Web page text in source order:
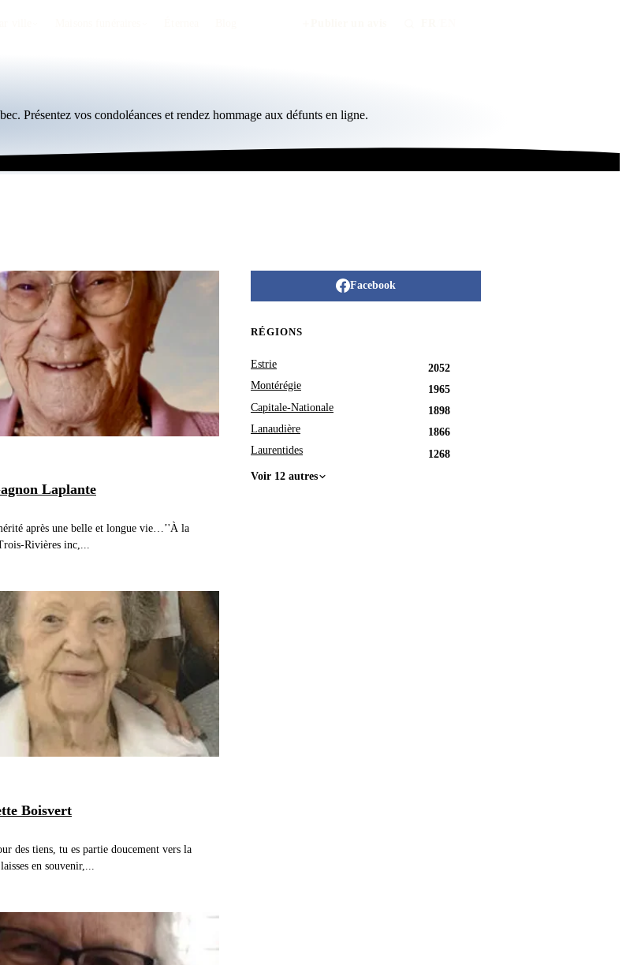
Présentez vos condoléances et rendez hommage aux défunts en ligne.
Laplante
après une belle et longue vie…’'À la
Rivières inc,...
Boisvert
des tiens, tu es partie doucement vers la
en souvenir,...
Facebook
RÉGIONS
Estrie
2052
Montérégie
1965
Capitale-Nationale
1898
Lanaudière
1866
Laurentides
1268
Voir 12 autres